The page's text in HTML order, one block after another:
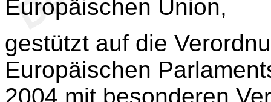
Europäischen Union,
gestützt auf die
Europäischen
2004 mit besonderen